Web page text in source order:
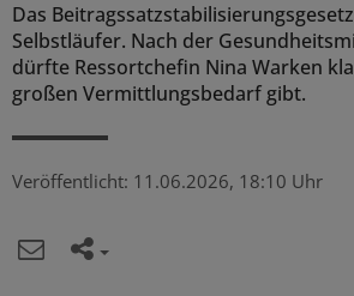
Das
Selbstläufer. Nach der
dürfte Ressortchefin Nina Warken
großen Vermittlungsbedarf gibt.
Veröffentlicht: 11.06.2026, 18:10 Uhr